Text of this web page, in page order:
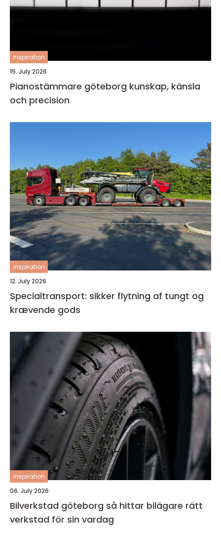
inspiration
15. July 2026
Pianostämmare göteborg kunskap, känsla
och precision
inspiration
12. July 2026
Specialtransport: sikker flytning af tungt og
krævende gods
inspiration
06. July 2026
Bilverkstad göteborg så hittar bilägare rätt
verkstad för sin vardag